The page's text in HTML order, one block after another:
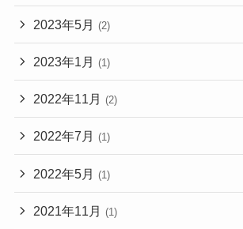
2023年5月 (2)
2023年1月 (1)
2022年11月 (2)
2022年7月 (1)
2022年5月 (1)
2021年11月 (1)